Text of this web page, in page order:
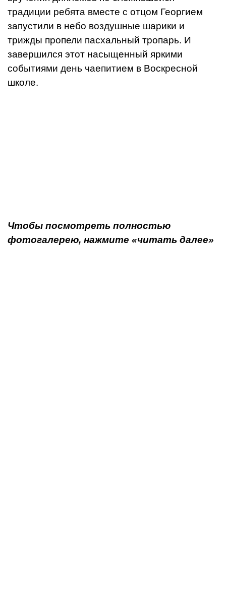
традиции ребята вместе с отцом Георгием
запустили в небо воздушные шарики и
трижды пропели пасхальный тропарь. И
завершился этот насыщенный яркими
событиями день чаепитием в Воскресной
школе.
Чтобы посмотреть полностью
фотогалерею, нажмите «читать далее»